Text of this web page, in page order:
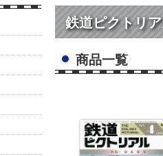
鉄道ピクトリ
商品一覧